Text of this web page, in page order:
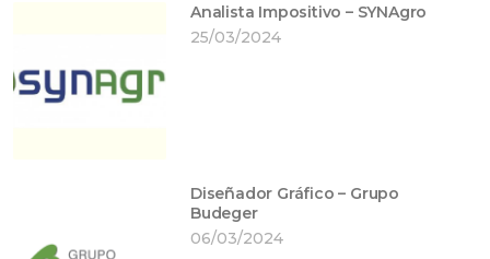
Analista Impositivo – SYNAgro
25/03/2024
Diseñador Gráfico – Grupo
Budeger
06/03/2024